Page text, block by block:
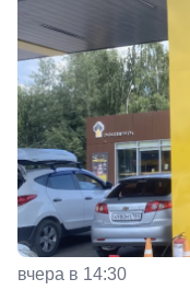
вчера в 14:30